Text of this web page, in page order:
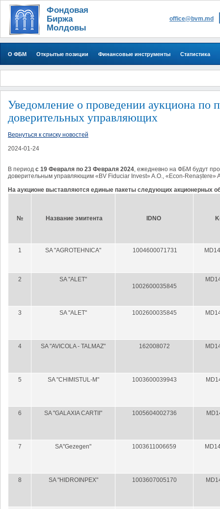
Фондовая
Биржа
Молдовы
office@bvm.md
О ФБМ Открытые позиции Финансовые инструменты Статистика
Уведомление о проведении аукциона по
доверительных управляющих
Вернуться к списку новостей
2024-01-24
В период с 19 Февраля по 23 Февраля 2024, ежедневно на ФБМ будут
доверительным управляющим «BV Fiduciar Invest» A.O., «Econ-Renaștere»
На аукционе выставляются единые пакеты следующих акционерных
№ Название эмитента IDNO
1 SA "AGROTEHNICA" 1004600071731
2
SA "ALET"
1002600035845
3 SA "ALET" 1002600035845
4 SA "AVICOLA - TALMAZ" 162008072
5 SA "CHIMISTUL-M" 1003600039943
6 SA "GALAXIA CARTII" 1005604002736
7 SA"Gezegen" 1003611006659
8 SA "HIDROINPEX" 1003607005170